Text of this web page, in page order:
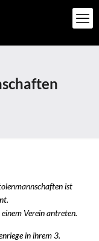
ist
Verein antreten.
in ihrem 3.